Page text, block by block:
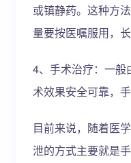
或镇静药。这种方
量要按医嘱服用，
4、手术治疗：一般
术效果安全可靠，
目前来说，随着医
泄的方式主要就是